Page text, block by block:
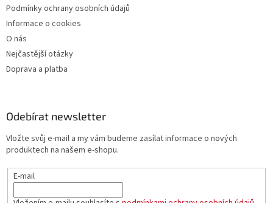
Podmínky ochrany osobních údajů
Informace o cookies
O nás
Nejčastější otázky
Doprava a platba
Odebírat newsletter
Vložte svůj e-mail a my vám budeme zasílat informace o nových
produktech na našem e-shopu.
E-mail